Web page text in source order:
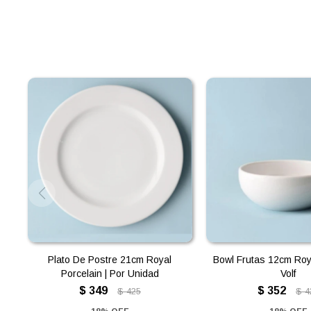
Plato De Postre 21cm Royal
Porcelain | Por Unidad
$ 349 $ 425
Bowl Frutas 12cm
Volf
$ 352 $